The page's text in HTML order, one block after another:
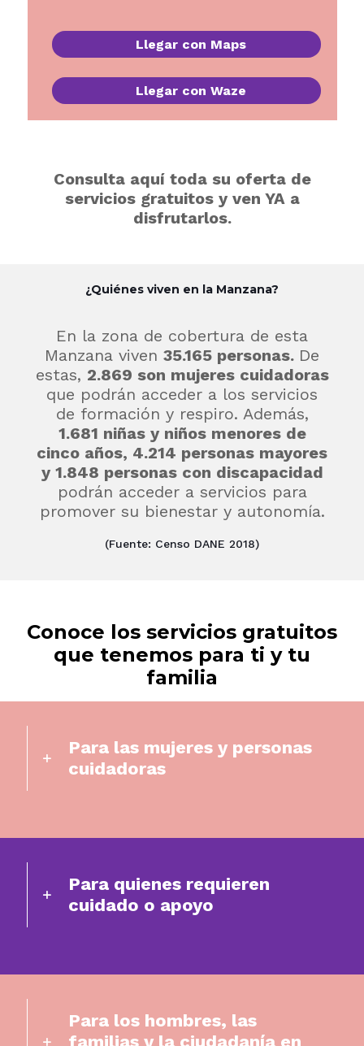
Llegar con Maps
Llegar con Waze
Consulta aquí toda su oferta de
servicios gratuitos y ven YA a
disfrutarlos.
¿Quiénes viven en la Manzana?
En la zona de cobertura de esta
Manzana viven 35.165 personas. De
estas, 2.869 son mujeres cuidadoras
que podrán acceder a los servicios
de formación y respiro. Además,
1.681 niñas y niños menores de
cinco años, 4.214 personas mayores
y 1.848 personas con discapacidad
podrán acceder a servicios para
promover su bienestar y autonomía.
(Fuente: Censo DANE 2018)
Conoce los servicios gratuitos
que tenemos para ti y tu
familia
Para las mujeres y personas
cuidadoras
Para quienes requieren
cuidado o apoyo
Para los hombres, las
familias y la ciudadanía en